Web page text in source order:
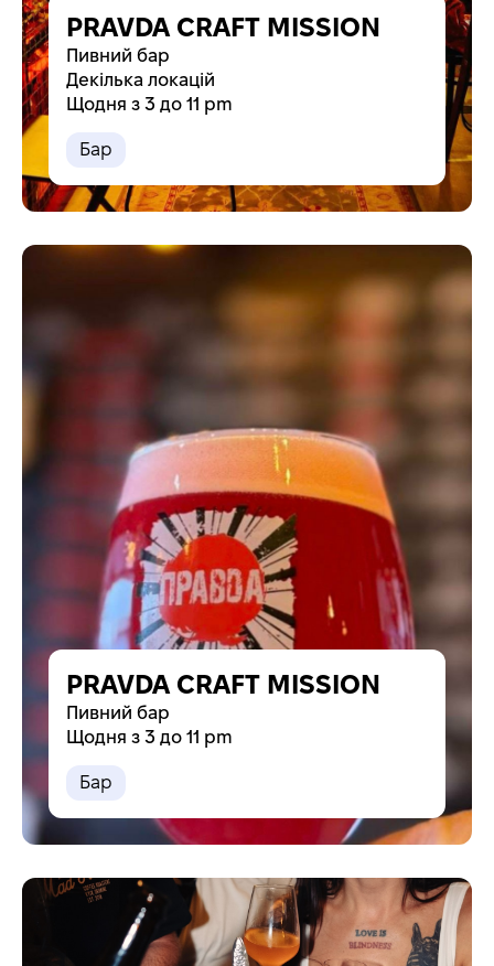
PRAVDA CRAFT MISSION
Пивний бар
Декілька локацій
Щодня з 3 до 11 pm
Бар
PRAVDA CRAFT MISSION
Пивний бар
Щодня з 3 до 11 pm
Бар